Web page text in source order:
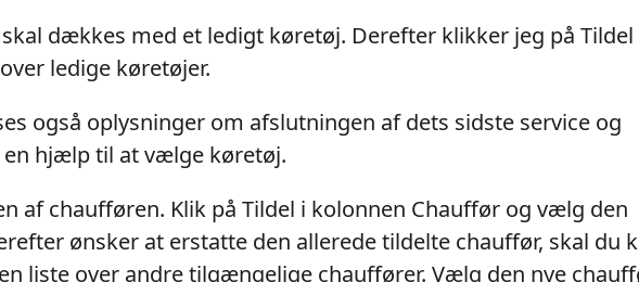
dækkes med et ledigt køretøj. Derefter klikker jeg på Tildel
ledige køretøjer.
også oplysninger om afslutningen af dets sidste service og
hjælp til at vælge køretøj.
af chaufføren. Klik på Tildel i kolonnen Chauffør og vælg den
ønsker at erstatte den allerede tildelte chauffør, skal du
liste over andre tilgængelige chauffører. Vælg den nye